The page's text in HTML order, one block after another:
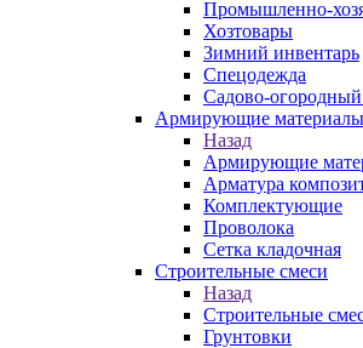
Промышленно-
Хозтовары
Зимний инвентарь
Спецодежда
Садово-
Армирующие материалы
Назад
Армирующие
Арматура
Комплектующие
Проволока
Сетка кладочная
Строительные смеси
Назад
Строительные
Грунтовки